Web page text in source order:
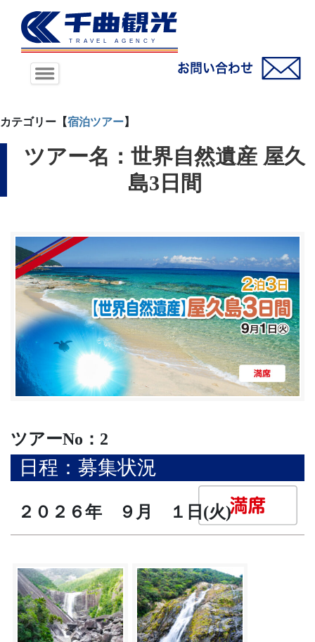
カテゴリー【宿泊ツアー】
ツアー名：世界自然遺産 屋久
島3日間
ツアーNo：2
日程：募集状況
２０２６年 ９月 １日(火)